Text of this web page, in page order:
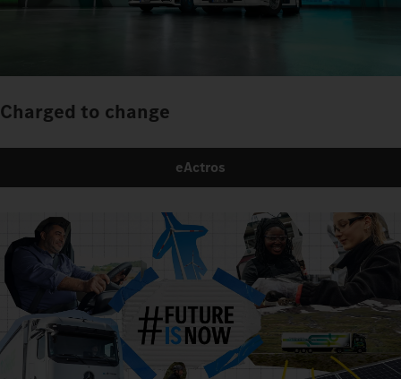
Charged to change
eActros